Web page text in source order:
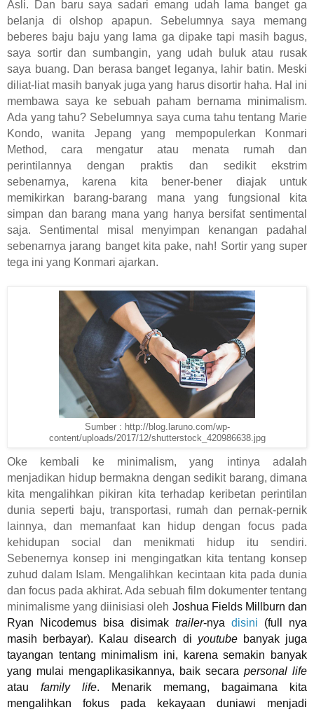
Asli. Dan baru saya sadari emang udah lama banget ga
belanja di olshop apapun. Sebelumnya saya memang
beberes baju baju yang lama ga dipake tapi masih bagus,
saya sortir dan sumbangin, yang udah buluk atau rusak
saya buang. Dan berasa banget leganya, lahir batin. Meski
diliat-liat masih banyak juga yang harus disortir haha. Hal ini
membawa saya ke sebuah paham bernama minimalism.
Ada yang tahu? Sebelumnya saya cuma tahu tentang Marie
Kondo, wanita Jepang yang mempopulerkan Konmari
Method, cara mengatur atau menata rumah dan
perintilannya dengan praktis dan sedikit ekstrim
sebenarnya, karena kita bener-bener diajak untuk
memikirkan barang-barang mana yang fungsional kita
simpan dan barang mana yang hanya bersifat sentimental
saja. Sentimental misal menyimpan kenangan padahal
sebenarnya jarang banget kita pake, nah! Sortir yang super
tega ini yang Konmari ajarkan.
Sumber : http://blog.laruno.com/wp-
content/uploads/2017/12/shutterstock_420986638.jpg
Oke kembali ke minimalism, yang intinya adalah
menjadikan hidup bermakna dengan sedikit barang, dimana
kita mengalihkan pikiran kita terhadap keribetan perintilan
dunia seperti baju, transportasi, rumah dan pernak-pernik
lainnya, dan memanfaat kan hidup dengan focus pada
kehidupan social dan menikmati hidup itu sendiri.
Sebenernya konsep ini mengingatkan kita tentang konsep
zuhud dalam Islam. Mengalihkan kecintaan kita pada dunia
dan focus pada akhirat. Ada sebuah film dokumenter tentang
minimalisme yang diinisiasi oleh Joshua Fields Millburn dan
Ryan Nicodemus bisa disimak trailer-nya disini (full nya
masih berbayar). Kalau disearch di youtubebanyak juga
tayangan tentang minimalism ini, karena semakin banyak
yang mulai mengaplikasikannya, baik secara personal life
atau family life. Menarik memang, bagaimana kita
mengalihkan fokus pada kekayaan duniawi menjadi